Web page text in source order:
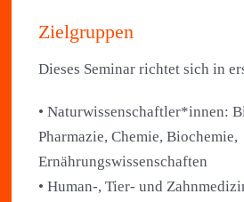
Zielgruppen
Dieses Seminar richtet sich in
• Naturwissenschaftler*innen:
Pharmazie, Chemie, Biochemie,
Ernährungswissenschaften
• Human-, Tier- und